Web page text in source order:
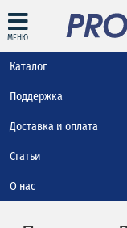
МЕНЮ
Каталог
Поддержка
Доставка и оплата
Статьи
О нас